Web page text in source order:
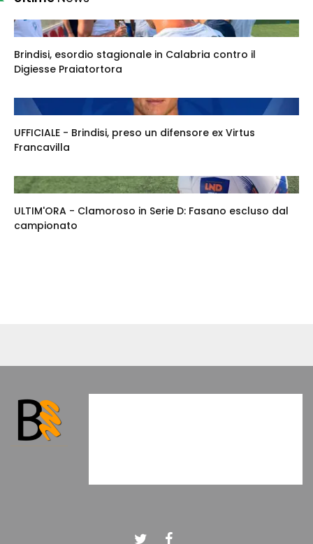
Brindisi, esordio stagionale in Calabria contro il
Digiesse Praiatortora
UFFICIALE - Brindisi, preso un difensore ex Virtus
Francavilla
ULTIM'ORA - Clamoroso in Serie D: Fasano escluso dal
campionato